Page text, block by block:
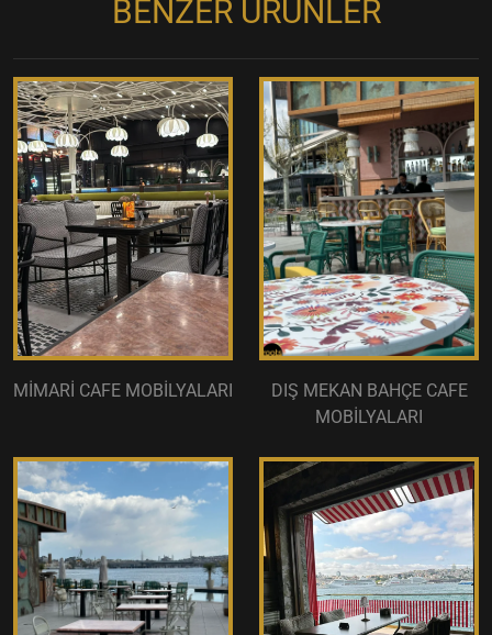
BENZER ÜRÜNLER
MİMARİ CAFE MOBİLYALARI
DIŞ MEKAN BAHÇE CAFE
MOBİLYALARI